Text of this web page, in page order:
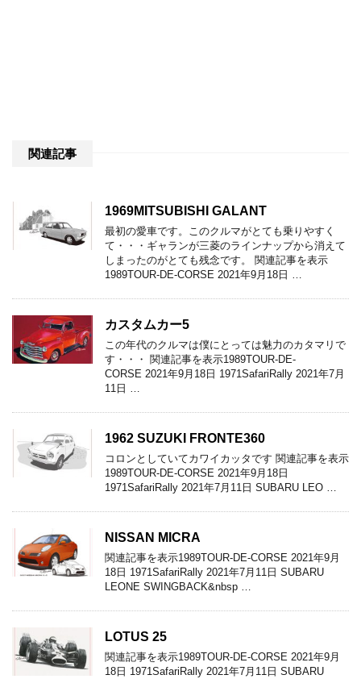
関連記事
1969MITSUBISHI GALANT
最初の愛車です。このクルマがとても乗りやすく
て・・・ギャランが三菱のラインナップから消えて
しまったのがとても残念です。 関連記事を表示
1989TOUR-DE-CORSE 2021年9月18日 …
カスタムカー5
この年代のクルマは僕にとっては魅力のカタマリで
す・・・ 関連記事を表示1989TOUR-DE-
CORSE 2021年9月18日 1971SafariRally 2021年7月
11日 …
1962 SUZUKI FRONTE360
コロンとしていてカワイカッタです 関連記事を表示
1989TOUR-DE-CORSE 2021年9月18日
1971SafariRally 2021年7月11日 SUBARU LEO …
NISSAN MICRA
関連記事を表示1989TOUR-DE-CORSE 2021年9月
18日 1971SafariRally 2021年7月11日 SUBARU
LEONE SWINGBACK&nbsp …
LOTUS 25
関連記事を表示1989TOUR-DE-CORSE 2021年9月
18日 1971SafariRally 2021年7月11日 SUBARU